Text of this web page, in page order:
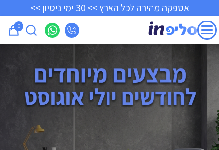
אספקה מהירה לכל הארץ >> 30 ימי ניסיון >>
0